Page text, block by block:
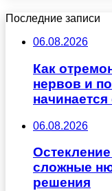
Последние записи
06.08.2026
Как
нервов и
06.08.2026
сложные
решения